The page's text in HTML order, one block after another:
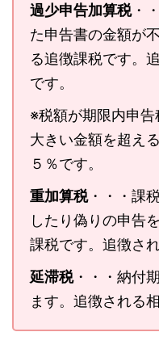
過少申告加算税・
た申告書の金額が
る追徴課税です。
です。
※税額が期限内申
大きい金額を超え
５％です。
重加算税・・・課
したり偽りの申告
課税です。追徴さ
延滞税・・・納付
ます。追徴される